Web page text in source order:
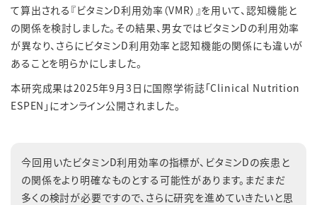
て算出される『ビタミンD利用効率（VMR）』を用いて、認知機能と
の関係を検討しました。その結果、男女ではビタミンDの利用効率
が異なり、さらにビタミンD利用効率と認知機能の関係にも違いが
あることを明らかにしました。
本研究成果は2025年9月3日に国際学術誌「Clinical Nutrition
ESPEN」にオンライン公開されました。
今回用いたビタミンD利用効率の指標が、ビタミンDの疾患と
の関係をより明確なものとする可能性があります。まだまだ
多くの検討が必要ですので、さらに研究を進めていきたいと思